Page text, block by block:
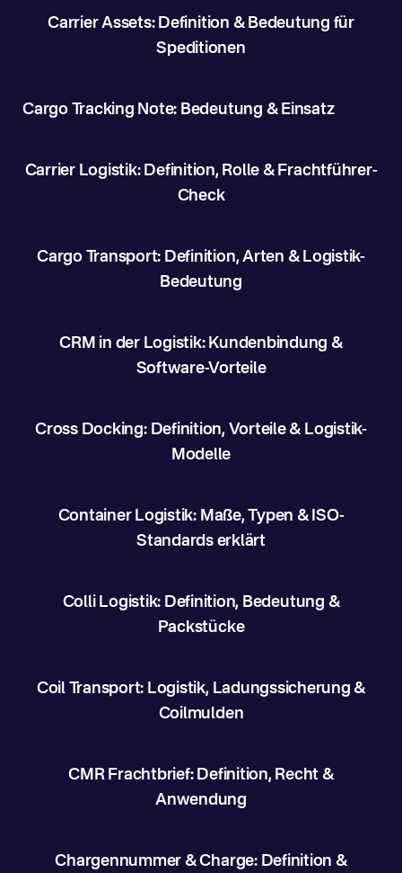
Carrier Assets: Definition & Bedeutung für
Speditionen
Cargo Tracking Note: Bedeutung & Einsatz
Carrier Logistik: Definition, Rolle & Frachtführer-
Check
Cargo Transport: Definition, Arten & Logistik-
Bedeutung
CRM in der Logistik: Kundenbindung &
Software-Vorteile
Cross Docking: Definition, Vorteile & Logistik-
Modelle
Container Logistik: Maße, Typen & ISO-
Standards erklärt
Colli Logistik: Definition, Bedeutung &
Packstücke
Coil Transport: Logistik, Ladungssicherung &
Coilmulden
CMR Frachtbrief: Definition, Recht &
Anwendung
Chargennummer & Charge: Definition &